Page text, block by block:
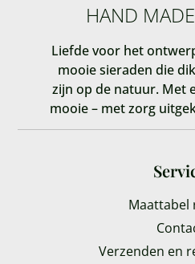
HAND
Liefde voor het
mooie sieraden die
zijn op de natuur. Met
mooie – met zorg
Maattabel
Verzenden en